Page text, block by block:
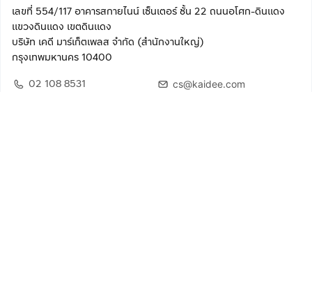
เลขที่ 554/117 อาคารสกายไนน์ เซ็นเตอร์ ชั้น 22 ถนนอโศก-ดินแดง
แขวงดินแดง เขตดินแดง
บริษัท เคดี มาร์เก็ตเพลส จำกัด (สำนักงานใหญ่)
กรุงเทพมหานคร 10400
02 108 8531
cs@kaidee.com